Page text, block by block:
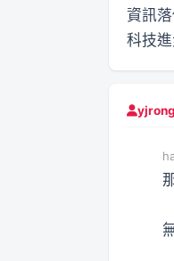
資訊
科技